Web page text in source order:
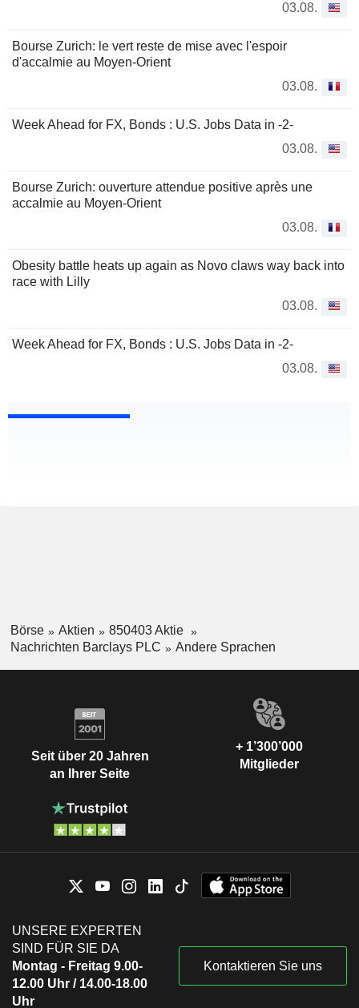
03.08.
Bourse Zurich: le vert reste de mise avec l'espoir
d'accalmie au Moyen-Orient
03.08.
Week Ahead for FX, Bonds : U.S. Jobs Data in -2-
03.08.
Bourse Zurich: ouverture attendue positive après une
accalmie au Moyen-Orient
03.08.
Obesity battle heats up again as Novo claws way back into
race with Lilly
03.08.
Week Ahead for FX, Bonds : U.S. Jobs Data in -2-
03.08.
Börse Aktien
850403 Aktie
Nachrichten Barclays PLC
Andere Sprachen
Seit über 20 Jahren
an Ihrer Seite
+ 1’300’000
Mitglieder
UNSERE EXPERTEN
SIND FÜR SIE DA
Montag - Freitag 9.00-
12.00 Uhr / 14.00-18.00
Uhr
Kontaktieren Sie uns